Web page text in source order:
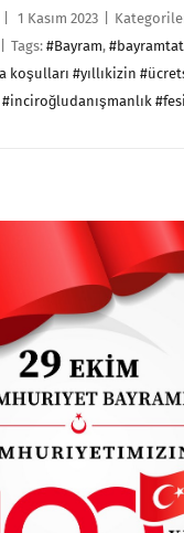
1 Kasım 2023
Tags: #Bayram,
koşulları #yıllıkizin
#inciroğludanışmanlık